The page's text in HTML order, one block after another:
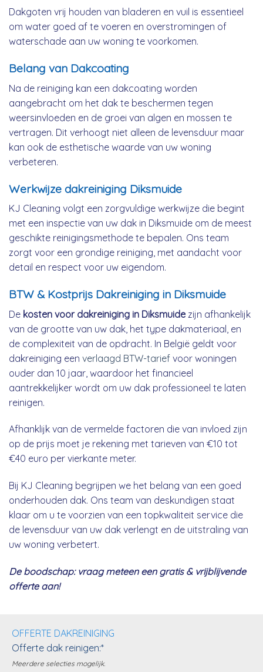
Dakgoten vrij houden van bladeren en vuil is essentieel
om water goed af te voeren en overstromingen of
waterschade aan uw woning te voorkomen.
Belang van Dakcoating
Na de reiniging kan een dakcoating worden
aangebracht om het dak te beschermen tegen
weersinvloeden en de groei van algen en mossen te
vertragen. Dit verhoogt niet alleen de levensduur maar
kan ook de esthetische waarde van uw woning
verbeteren.
Werkwijze dakreiniging Diksmuide
KJ Cleaning volgt een zorgvuldige werkwijze die begint
met een inspectie van uw dak in Diksmuide om de meest
geschikte reinigingsmethode te bepalen. Ons team
zorgt voor een grondige reiniging, met aandacht voor
detail en respect voor uw eigendom.
BTW & Kostprijs Dakreiniging in Diksmuide
De kosten voor dakreiniging in Diksmuidezijn afhankelijk
van de grootte van uw dak, het type dakmateriaal, en
de complexiteit van de opdracht. In België geldt voor
dakreiniging een verlaagd BTW-tarief voor woningen
ouder dan 10 jaar, waardoor het financieel
aantrekkelijker wordt om uw dak professioneel te laten
reinigen.
Afhanklijk van de vermelde factoren die van invloed zijn
op de prijs moet je rekening met tarieven van €10 tot
€40 euro per vierkante meter.
Bij KJ Cleaning begrijpen we het belang van een goed
onderhouden dak. Ons team van deskundigen staat
klaar om u te voorzien van een topkwaliteit service die
de levensduur van uw dak verlengt en de uitstraling van
uw woning verbetert.
De boodschap: vraag meteen een gratis & vrijblijvende
offerte aan!
OFFERTE DAKREINIGING
Offerte dak reinigen:*
Meerdere selecties mogelijk.